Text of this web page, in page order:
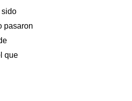
sido
pasaron
que